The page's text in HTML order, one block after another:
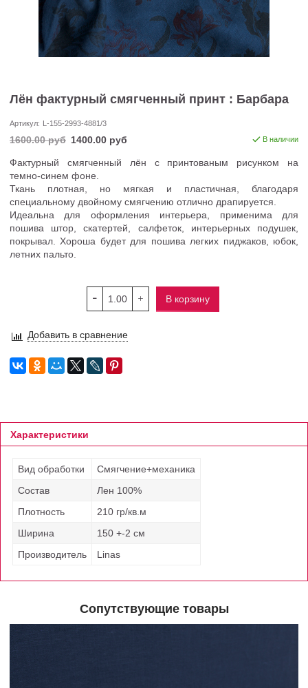
Лён фактурный смягченный принт : Барбара
Артикул: L-155-2993-4881/3
1600.00 руб 1400.00 руб В наличии
Фактурный смягченный лён с принтованым рисунком на
темно-синем фоне.
Ткань плотная, но мягкая и пластичная, благодаря
специальному двойному смягчению отлично драпируется.
Идеальна для оформления интерьера, применима для
пошива штор, скатертей, салфеток, интерьерных подушек,
покрывал. Хороша будет для пошива легких пиджаков, юбок,
летних пальто.
В корзину
Добавить в сравнение
Характеристики
Вид обработки
Смягчение+механика
Состав
Лен 100%
Плотность
210 гр/кв.м
Ширина
150 +-2 см
Производитель
Linas
Сопутствующие товары